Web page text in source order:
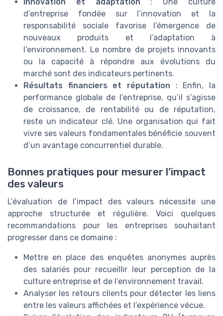
d’entreprise fondée sur l’innovation et la
responsabilité sociale favorise l’émergence de
nouveaux produits et l’adaptation à
l’environnement. Le nombre de projets innovants
ou la capacité à répondre aux évolutions du
marché sont des indicateurs pertinents.
Résultats financiers et réputation : Enfin, la
performance globale de l’entreprise, qu’il s’agisse
de croissance, de rentabilité ou de réputation,
reste un indicateur clé. Une organisation qui fait
vivre ses valeurs fondamentales bénéficie souvent
d’un avantage concurrentiel durable.
Bonnes pratiques pour mesurer l’impact
des valeurs
L’évaluation de l’impact des valeurs nécessite une
approche structurée et régulière. Voici quelques
recommandations pour les entreprises souhaitant
progresser dans ce domaine :
Mettre en place des enquêtes anonymes auprès
des salariés pour recueillir leur perception de la
culture entreprise et de l’environnement travail.
Analyser les retours clients pour détecter les liens
entre les valeurs affichées et l’expérience vécue.